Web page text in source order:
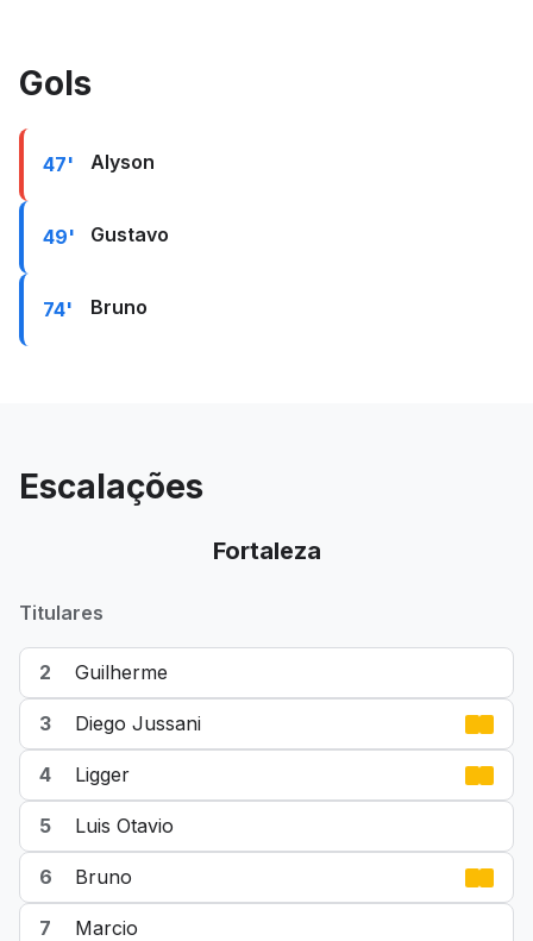
Gols
47' Alyson
49' Gustavo
74' Bruno
Escalações
Fortaleza
Titulares
2 Guilherme
3 Diego Jussani
4 Ligger
5 Luis Otavio
6 Bruno
7 Marcio